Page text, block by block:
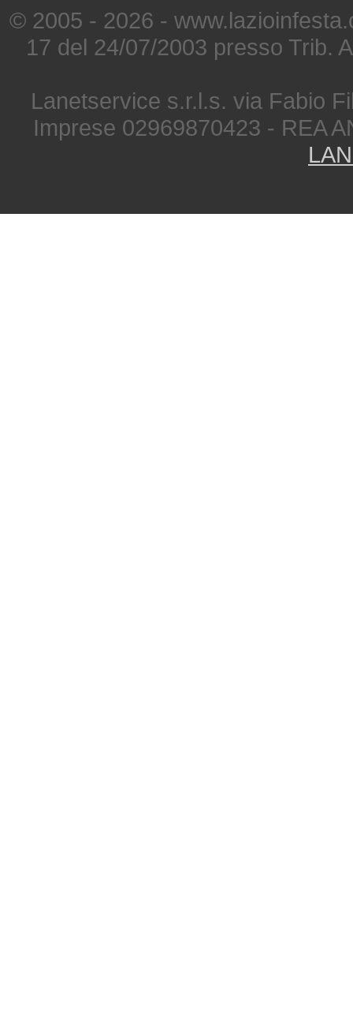
© 2005 - 2026 -
17 del 24/07/2003 presso Trib.
Lanetservice s.r.l.s. via Fabio
Imprese 02969870423 - REA